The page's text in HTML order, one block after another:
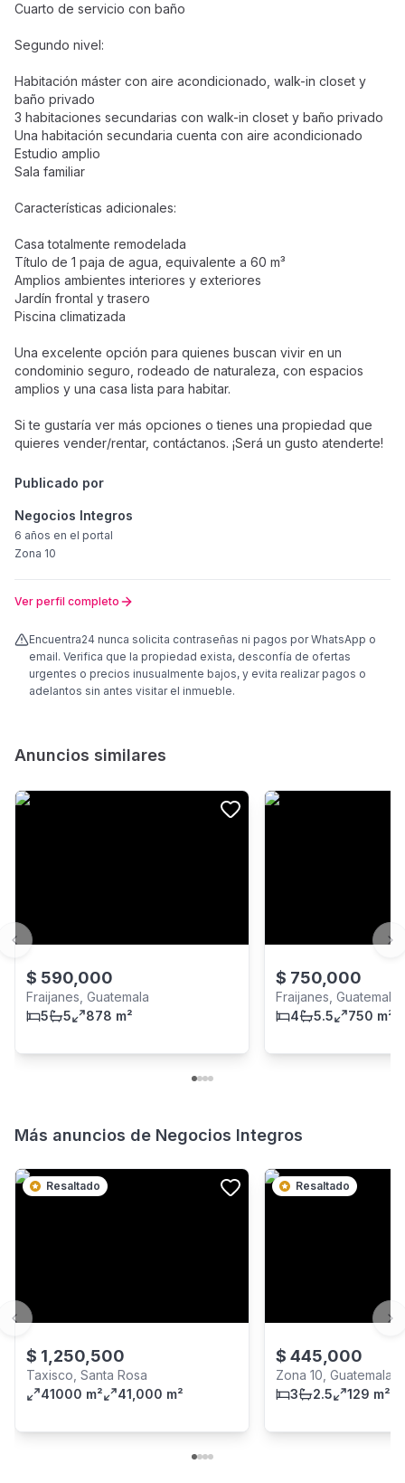
Cuarto de servicio con baño
Segundo nivel:
Habitación máster con aire acondicionado, walk-in closet y
baño privado
3 habitaciones secundarias con walk-in closet y baño privado
Una habitación secundaria cuenta con aire acondicionado
Estudio amplio
Sala familiar
Características adicionales:
Casa totalmente remodelada
Título de 1 paja de agua, equivalente a 60 m³
Amplios ambientes interiores y exteriores
Jardín frontal y trasero
Piscina climatizada
Una excelente opción para quienes buscan vivir en un
condominio seguro, rodeado de naturaleza, con espacios
amplios y una casa lista para habitar.
Si te gustaría ver más opciones o tienes una propiedad que
quieres vender/rentar, contáctanos. ¡Será un gusto atenderte!
Publicado por
Negocios Integros
6 años en el portal
Zona 10
Ver perfil completo
Encuentra24 nunca solicita contraseñas ni pagos por WhatsApp o
email. Verifica que la propiedad exista, desconfía de ofertas
urgentes o precios inusualmente bajos, y evita realizar pagos o
adelantos sin antes visitar el inmueble.
Anuncios similares
$ 590,000
Fraijanes, Guatemala
5
5 878 m²
$ 750,000
Fraijanes, Guatemala
4
5.5 750 m²
Previous slide
Más anuncios de Negocios Integros
Resaltado
$ 1,250,500
Taxisco, Santa Rosa
41000 m²
41,000 m²
Resaltado
$ 445,000
Zona 10, Guatemala
3
2.5 129 m²
Previous slide